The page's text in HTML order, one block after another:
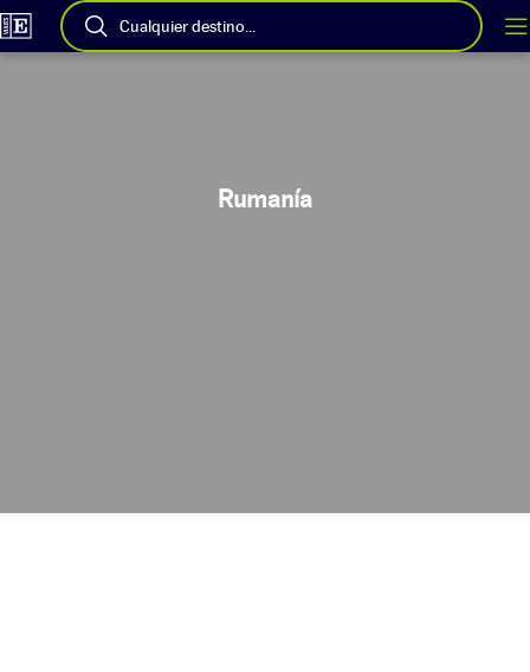
Cualquier destino...
Rumanía